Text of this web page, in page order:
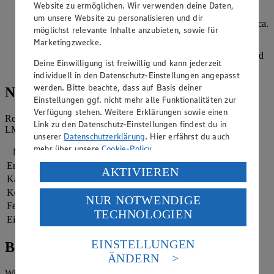
ausgelegtes Backblech legen.
Die Vanillekipferl auf der mittleren Schiene des Backofens ca.
12-15 Minuten goldgelb backen.
Puderzucker zum Bestäuben in einen tiefen Teller geben und
die Kipferl noch heiß darin wenden.
Nährwerte
Referenzmenge für einen durchschnittlichen Erwachsenen laut
LMIV (8.400 kJ/2.000 kcal).
Nährwerte
pro Portion
Energie
260 kj (3 %)
Kalorien
62 kcal (3 %)
Kohlenhydrate
Fett
Eiweiß
Bewertung
Website zu ermöglichen. Wir verwenden deine Daten,
um unsere Website zu personalisieren und dir
möglichst relevante Inhalte anzubieten, sowie für
Marketingzwecke.
Deine Einwilligung ist freiwillig und kann jederzeit
individuell in den Datenschutz-Einstellungen angepasst
werden. Bitte beachte, dass auf Basis deiner
Einstellungen ggf. nicht mehr alle Funktionalitäten zur
Verfügung stehen. Weitere Erklärungen sowie einen
Link zu den Datenschutz-Einstellungen findest du in
unserer Datenschutzerklärung. Hier erfährst du auch
mehr über unsereCookie-Policy.
Verarbeitung deiner personenbezogenen Daten in den
USA durch Facebook und YouTube:
Wenn du auf „Aktivieren“ klickst, willigst du im Sinne
des Art. 49 Abs. 1 Satz 1 lit. a) DSGVO ein, dass deine
Daten in den USA verarbeitet werden. Der EuGH sieht
die USA als Land mit einem nach europäischen
Standards nicht angemessenen Datenschutzniveau an.
Es besteht das Risiko eines Zugriffs durch US-
AKTIVIEREN
NUR NOTWENDIGE
TECHNOLOGIEN
EINSTELLUNGEN
ÄNDERN